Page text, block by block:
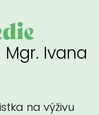
Ivana
na výživu